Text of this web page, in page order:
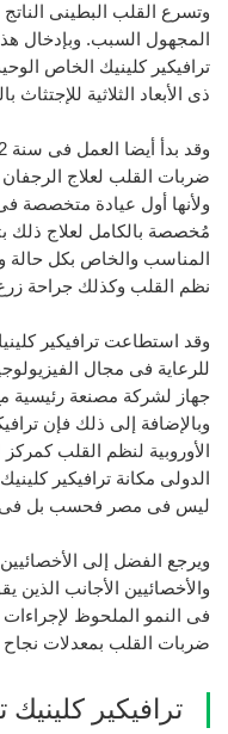
وتسرع القلب البطينى
المجهول السبب. وبإدخال
ترافيكير كلينيك الخاص
ذى الأبعاد الثلاثية للإجتثاث
ضربات القلب لعلاج
ولأنها أول عيادة متخصصة
مُخصصة بالكامل لعلاج ذلك
المناسب والخاص بكل حالة
نظم القلب وكذلك جراحة زرع
وقد استطاعت ترافيكير
جهاز لشركة مصنعة رئيسية
وبالإضافة إلى ذلك فإن
الأوروبية لنظم القلب كمركز
الدولى مكانة ترافيكير
ليس فى مصر فحسب بل فى
ويرجع الفضل إلى الأخصائيين
والأخصائيين الأجانب الذين
فى النمو الملحوظ
ضربات القلب بمعدلات نجاح
ترافيكير كلينيك